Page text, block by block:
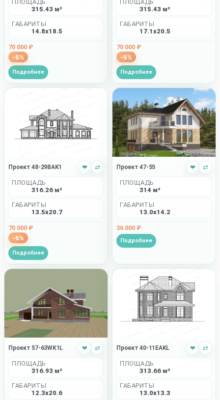
ПЛОЩАДЬ
315.43 м²
ГАБАРИТЫ
14.8x18.5
70 000 ₽
-5%
Подробнее
ПЛОЩАДЬ
315.43 м²
ГАБАРИТЫ
17.1x20.5
70 000 ₽
-5%
Подробнее
Проект 48-29BAK1 ❤ ⇄
ПЛОЩАДЬ
316.26 м²
ГАБАРИТЫ
13.5x20.7
70 000 ₽
-5%
Подробнее
Проект 47-55 ❤ ⇄
ПЛОЩАДЬ
314 м²
ГАБАРИТЫ
13.0x14.2
36 000 ₽
Подробнее
Проект 57-63WK1L ❤ ⇄
ПЛОЩАДЬ
316.93 м²
ГАБАРИТЫ
12.3x20.6
Проект 40-11EAKL ❤ ⇄
ПЛОЩАДЬ
313.66 м²
ГАБАРИТЫ
13.0x13.3